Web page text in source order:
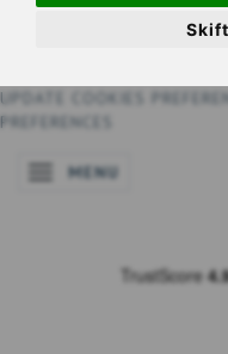
UPDATE COOKIES
PREFERENCES
SKIFTE NAVIGATION
MENU